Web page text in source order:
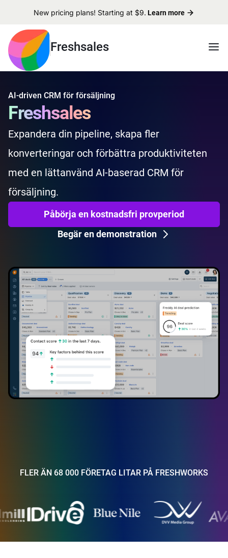
New pricing plans! Starting at $9. Learn more
Freshsales
AI-driven CRM för försäljning
Freshsales
Expandera din pipeline, skapa fler
konverteringar och förbättra produktiviteten
med en lättanvänd AI-baserad CRM för
försäljning.
Påbörja en kostnadsfri provperiod
Begär en demonstration
FLER ÄN 68 000 FÖRETAG LITAR PÅ FRESHWORKS